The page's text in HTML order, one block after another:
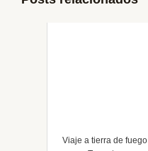
Viaje a tierra de fuego